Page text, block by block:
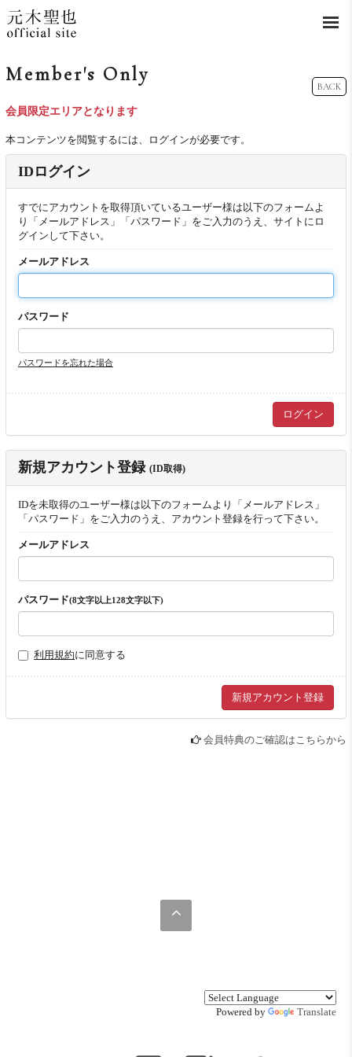
Member's Only
BACK
会員限定エリアとなります
本コンテンツを閲覧するには、ログインが必要です。
IDログイン
すでにアカウントを取得頂いているユーザー様は以下のフォームよ
り「メールアドレス」「パスワード」をご入力のうえ、サイトにロ
グインして下さい。
メールアドレス
パスワード
パスワードを忘れた場合
新規アカウント登録 (ID取得)
IDを未取得のユーザー様は以下のフォームより「メールアドレス」
「パスワード」をご入力のうえ、アカウント登録を行って下さい。
メールアドレス
パスワード(8文字以上128文字以下)
利用規約に同意する
会員特典のご確認はこちらから
Powered by Translate